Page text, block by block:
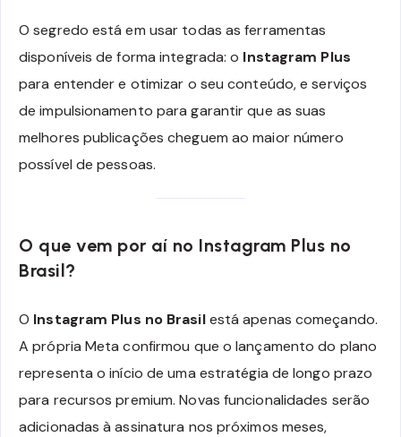
O segredo está em usar todas as ferramentas
disponíveis de forma integrada: o Instagram Plus
para entender e otimizar o seu conteúdo, e serviços
de impulsionamento para garantir que as suas
melhores publicações cheguem ao maior número
possível de pessoas.
O que vem por aí no Instagram Plus no
Brasil?
O Instagram Plus no Brasilestá apenas começando.
A própria Meta confirmou que o lançamento do plano
representa o início de uma estratégia de longo prazo
para recursos premium. Novas funcionalidades serão
adicionadas à assinatura nos próximos meses,